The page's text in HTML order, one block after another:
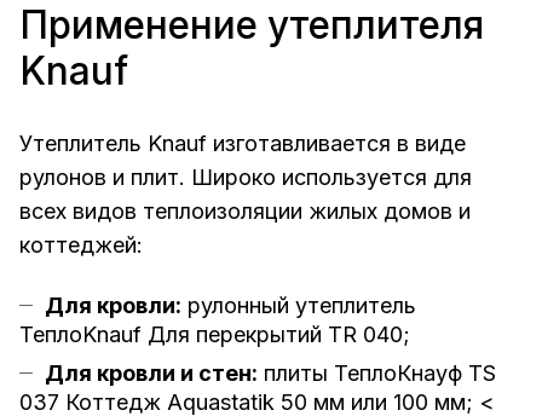
Применение утеплителя
Knauf
Утеплитель Knauf изготавливается в виде
рулонов и плит. Широко используется для
всех видов теплоизоляции жилых домов и
коттеджей:
Для кровли: рулонный утеплитель
ТеплоKnauf Для перекрытий ТR 040;
Для кровли и стен: плиты ТеплоКнауф TS
037 Коттедж Aquastatik 50 мм или 100 мм; <